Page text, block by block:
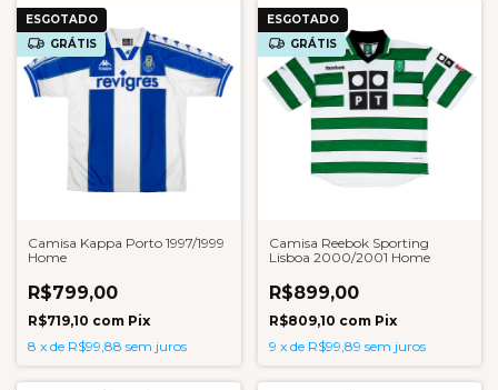
ESGOTADO
GRÁTIS
Camisa Kappa Porto 1997/1999
Home
R$799,00
R$719,10 com Pix
8 x de R$99,88 sem juros
ESGOTADO
GRÁTIS
Camisa Reebok Sporting
Lisboa 2000/2001 Home
R$899,00
R$809,10 com Pix
9 x de R$99,89 sem juros